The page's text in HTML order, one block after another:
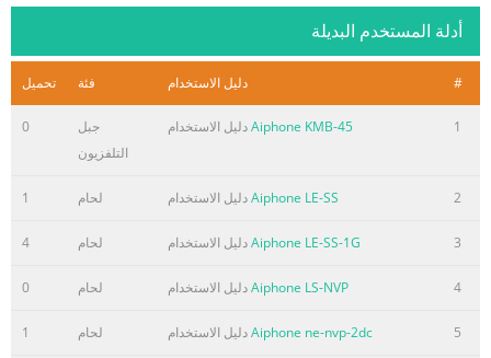
أدلة المستخدم البديلة
# دليل الاستخدام فئة تحميل
1
Aiphone KMB-45دليل الاستخدام
جبل
التلفزيون
0
2
Aiphone LE-SSدليل الاستخدام لحام 1
3
Aiphone LE-SS-1Gدليل الاستخدام لحام 4
4
Aiphone LS-NVPدليل الاستخدام لحام 0
5
Aiphone ne-nvp-2dcدليل الاستخدام لحام 1